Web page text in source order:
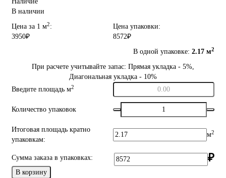
В наличии
Цена за 1 м2:
3950₽
Цена упаковки:
8572₽
В одной упаковке: 2.17 м2
При расчете учитывайте запас: Прямая укладка - 5%,
Диагональная укладка - 10%
Введите площадь м2
Количество упаковок
Итоговая площадь кратно
упаковкам:
м2
Сумма заказа в упаковках: ₽
В корзину